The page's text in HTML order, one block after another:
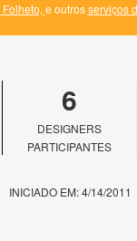
Folheto, e outrosserviços
6
DESIGNERS
PARTICIPANTES
INICIADO EM: 4/14/2011